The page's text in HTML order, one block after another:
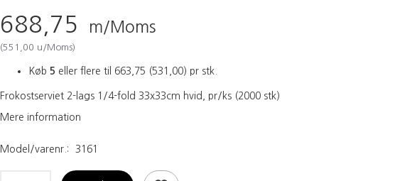
688,75 m/Moms
(551,00 u/Moms)
Køb 5 eller flere til 663,75 (531,00) pr stk.
Frokostserviet 2-lags 1/4-fold 33x33cm hvid, pr/ks (2000 stk)
Mere information
Model/varenr.: 3161